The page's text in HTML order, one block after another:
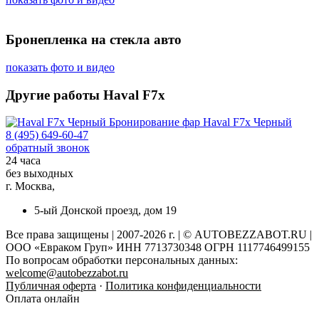
Бронепленка на стекла авто
показать фото и видео
Другие работы Haval F7x
Бронирование фар Haval F7x Черный
8 (495) 649-60-47
обратный звонок
24 часа
без выходных
г. Москва,
5-ый Донской проезд, дом 19
Все права защищены | 2007-2026 г. | © AUTOBEZZABOT.RU |
ООО «Евраком Груп» ИНН 7713730348 ОГРН 1117746499155
По вопросам обработки персональных данных:
welcome@autobezzabot.ru
Публичная оферта · Политика конфиденциальности
Оплата онлайн